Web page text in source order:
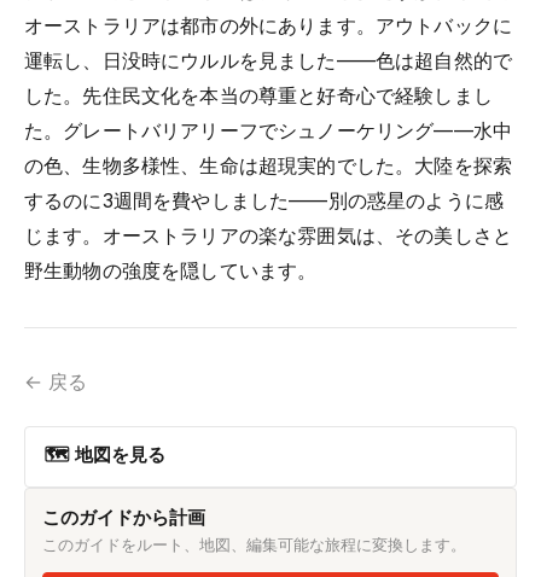
オーストラリアは都市の外にあります。アウトバックに
運転し、日没時にウルルを見ました——色は超自然的で
した。先住民文化を本当の尊重と好奇心で経験しまし
た。グレートバリアリーフでシュノーケリング——水中
の色、生物多様性、生命は超現実的でした。大陸を探索
するのに3週間を費やしました——別の惑星のように感
じます。オーストラリアの楽な雰囲気は、その美しさと
野生動物の強度を隠しています。
← 戻る
🗺 地図を見る
このガイドから計画
このガイドをルート、地図、編集可能な旅程に変換します。